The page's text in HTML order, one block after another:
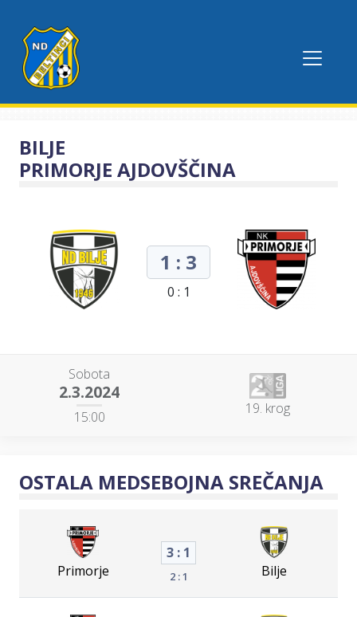
BILJE
PRIMORJE AJDOVŠČINA
1 : 3
0 : 1
Sobota
2.3.2024
15:00 19. krog
OSTALA MEDSEBOJNA SREČANJA
Primorje
3 : 1
2 : 1 Bilje